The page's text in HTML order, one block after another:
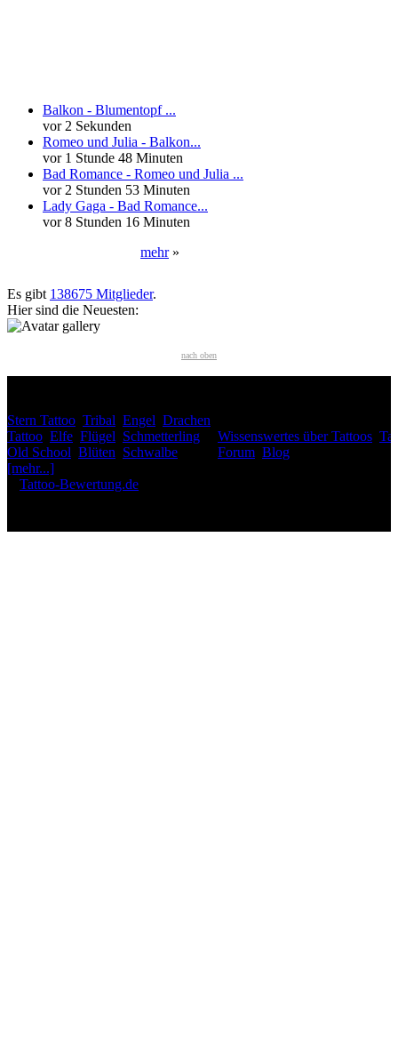
Balkon - Blumentopf ...
vor 2 Sekunden
Romeo und Julia - Balkon...
vor 1 Stunde 48 Minuten
Bad Romance - Romeo und Julia ...
vor 2 Stunden 53 Minuten
Lady Gaga - Bad Romance...
vor 8 Stunden 16 Minuten
mehr»
Es gibt 138675 Mitglieder.
Hier sind die Neuesten:
nach oben
Stern Tattoo Tribal Engel Drachen
Tattoo Elfe Flügel Schmetterling
Old School Blüten Schwalbe
[mehr...]
Wissenswertes über Tattoos
Forum Blog
Tattoo-Bewertung.de